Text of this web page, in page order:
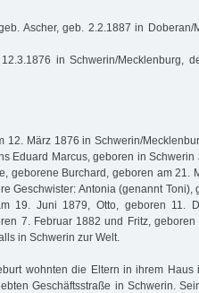
Ascher, geb. 2.2.1887 in Doberan/
in Schwerin/Mecklenburg,
12. März 1876 in Schwerin/
Eduard Marcus, geboren in Schwerin
geborene Burchard, geboren am 21.
Geschwister: Antonia (genannt Toni),
19. Juni 1879, Otto, geboren 11.
7. Februar 1882 und Fritz,
in Schwerin zur Welt.
wohnten die Eltern in ihrem Haus
Geschäftsstraße in Schwerin.